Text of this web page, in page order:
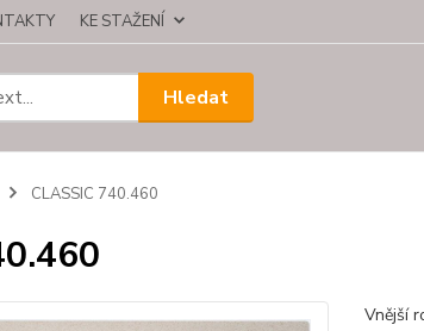
KE STAŽENÍ
Hledat
CLASSIC 740.460
Vnější